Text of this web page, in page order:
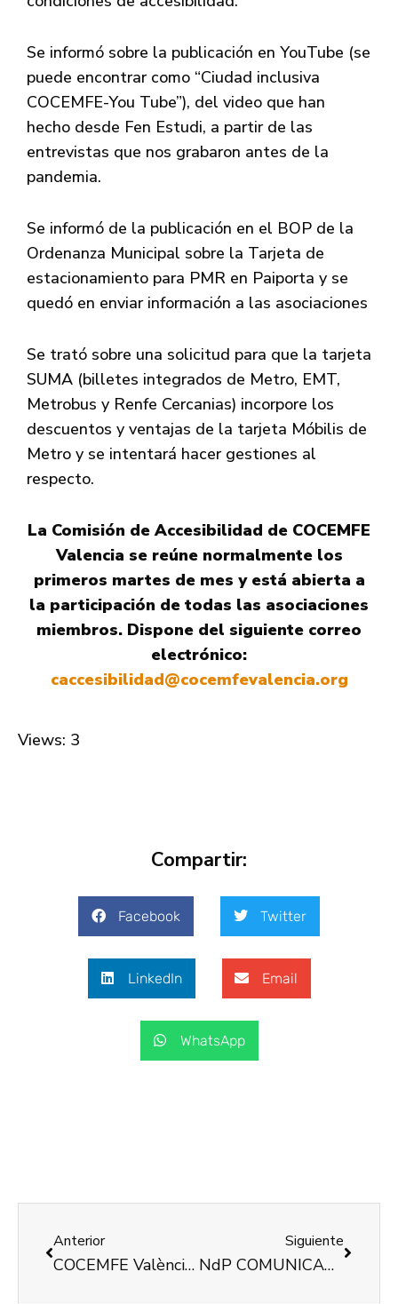
Se informó sobre la publicación en YouTube (se
puede encontrar como “Ciudad inclusiva
COCEMFE-You Tube”), del video que han
hecho desde Fen Estudi, a partir de las
entrevistas que nos grabaron antes de la
pandemia.
Se informó de la publicación en el BOP de la
Ordenanza Municipal sobre la Tarjeta de
estacionamiento para PMR en Paiporta y se
quedó en enviar información a las asociaciones
Se trató sobre una solicitud para que la tarjeta
SUMA (billetes integrados de Metro, EMT,
Metrobus y Renfe Cercanias) incorpore los
descuentos y ventajas de la tarjeta Móbilis de
Metro y se intentará hacer gestiones al
respecto.
La Comisión de Accesibilidad de COCEMFE
Valencia se reúne normalmente los
primeros martes de mes y está abierta a
la participación de todas las asociaciones
miembros. Dispone del siguiente correo
electrónico:
caccesibilidad@cocemfevalencia.org
Views: 3
Compartir:
Facebook Twitter
LinkedIn Email
WhatsApp
Anterior
COCEMFE València continua recolzant a les famílies cuidadores de persones amb discapacitat.
Siguiente
NdP COMUNICADO de la COMISIÓN de SANIDAD de COCEMFE-VALENCIA (CSdCV) 06/09/2022